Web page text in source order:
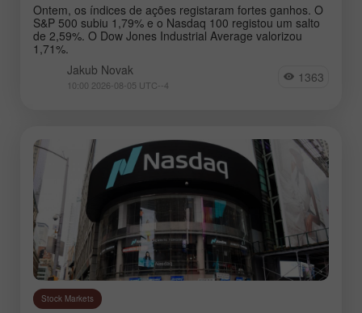
Ontem, os índices de ações registaram fortes ganhos. O
S&P 500 subiu 1,79% e o Nasdaq 100 registou um salto
de 2,59%. O Dow Jones Industrial Average valorizou
1,71%.
Jakub Novak
10:00 2026-08-05 UTC--4 1363
Stock Markets